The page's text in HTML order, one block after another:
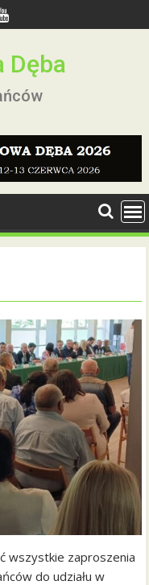
Dęba
wszystkie zaproszenia
do udziału w